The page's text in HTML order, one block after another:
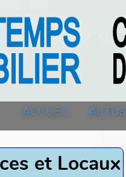
ACCUEIL ACTUS
et Locaux